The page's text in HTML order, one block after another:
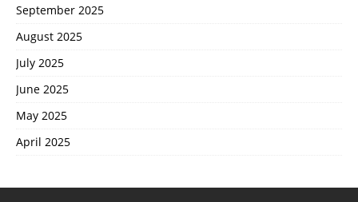
September 2025
August 2025
July 2025
June 2025
May 2025
April 2025